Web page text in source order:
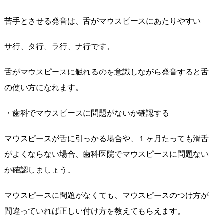
苦手とさせる発音は、舌がマウスピースにあたりやすい
サ行、タ行、ラ行、ナ行です。
舌がマウスピースに触れるのを意識しながら発音すると舌
の使い方になれます。
・歯科でマウスピースに問題がないか確認する
マウスピースが舌に引っかる場合や、１ヶ月たっても滑舌
がよくならない場合、歯科医院でマウスピースに問題ない
か確認しましょう。
マウスピースに問題がなくても、マウスピースのつけ方が
間違っていれば正しい付け方を教えてもらえます。